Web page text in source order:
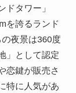
ドタワー」
を誇るランド
夜景は360度
」として認定
恋鍵が販売さ
特に人気があ